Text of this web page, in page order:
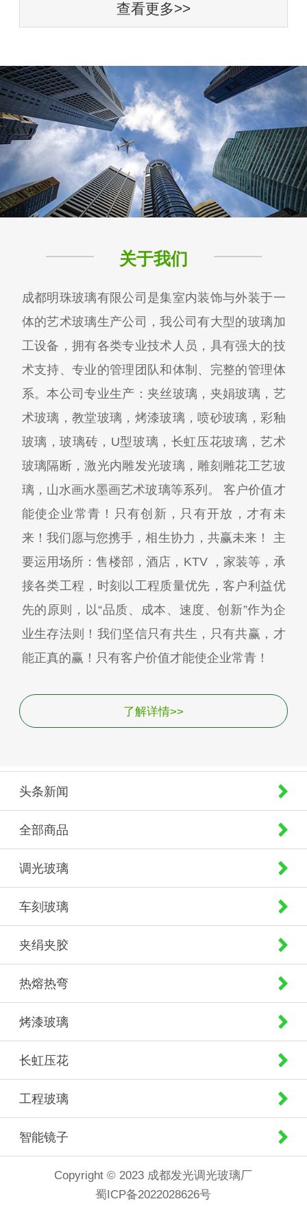
查看更多>>
关于我们
成都明珠玻璃有限公司是集室内装饰与外装于一
体的艺术玻璃生产公司，我公司有大型的玻璃加
工设备，拥有各类专业技术人员，具有强大的技
术支持、专业的管理团队和体制、完整的管理体
系。本公司专业生产：夹丝玻璃，夹娟玻璃，艺
术玻璃，教堂玻璃，烤漆玻璃，喷砂玻璃，彩釉
玻璃，玻璃砖，U型玻璃，长虹压花玻璃，艺术
玻璃隔断，激光内雕发光玻璃，雕刻雕花工艺玻
璃，山水画水墨画艺术玻璃等系列。 客户价值才
能使企业常青！只有创新，只有开放，才有未
来！我们愿与您携手，相生协力，共赢未来！ 主
要运用场所：售楼部，酒店，KTV ，家装等，承
接各类工程，时刻以工程质量优先，客户利益优
先的原则，以“品质、成本、速度、创新”作为企
业生存法则！我们坚信只有共生，只有共赢，才
能正真的赢！只有客户价值才能使企业常青！
了解详情>>
头条新闻
全部商品
调光玻璃
车刻玻璃
夹绢夹胶
热熔热弯
烤漆玻璃
长虹压花
工程玻璃
智能镜子
Copyright © 2023 成都发光调光玻璃厂
蜀ICP备2022028626号